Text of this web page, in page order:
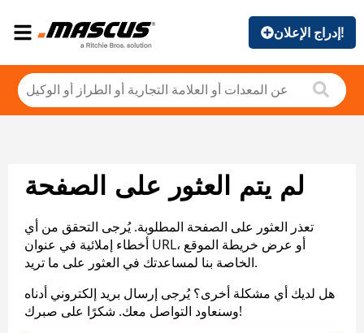
إدراج الإعلان!
لم يتم العثور على الصفحة
تعذر العثور على الصفحة المطلوبة. يُرجى التحقق من أي
أخطاء إملائية في عنوان URL، أو عرض خريطة الموقع
الخاصة بنا لمساعدتك في العثور على ما تريد.
هل لديك أي مشكلة أخرى؟ يُرجى إرسال بريد إلكتروني أدناه
وسنعاود التواصل معك. شكرًا على صبرك!